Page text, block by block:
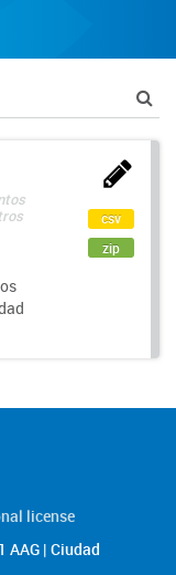
csv
zip
license
AAG | Ciudad